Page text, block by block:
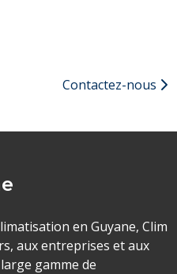
Contactez-nous
en Guyane, Clim
aux entreprises et aux
gamme de